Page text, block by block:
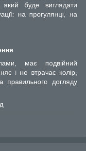
буде виглядати
на прогулянці, на
має подвійний
і не втрачає колір,
догляду